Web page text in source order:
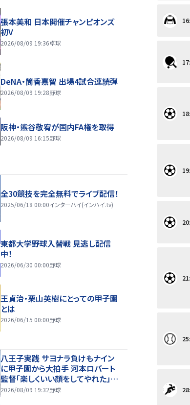
張本美和 日本開催チャンピオンズ
初V
2026/08/09 19:36卓球
DeNA・筒香嘉智 出場4試合連続弾
2026/08/09 19:28野球
阪神・熊谷敬宥が国内FA権を取得
2026/08/09 16:15野球
全30競技を完全無料でライブ配信！
2025/06/18 00:00インターハイ(インハイ.tv)
東都大学野球入替戦 見逃し配信
中！
2026/06/30 00:00野球
王貞治・栗山英樹にとっての甲子園
とは
2026/06/15 00:00野球
八王子実践 サヨナラ負けもナイン
に甲子園から大拍手 河本ロバート
監督「楽しくいい顔をしてやれた」【2
6年夏甲子園】
2026/08/09 19:32野球